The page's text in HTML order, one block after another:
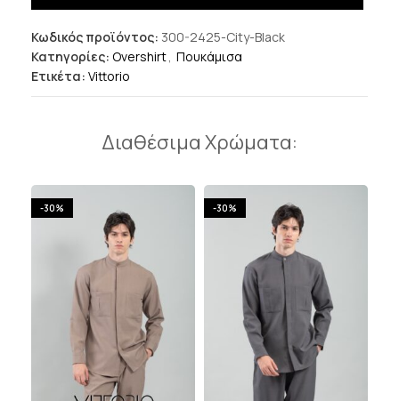
Κωδικός προϊόντος: 300-2425-City-Black
Κατηγορίες: Overshirt, Πουκάμισα
Ετικέτα: Vittorio
Διαθέσιμα Χρώματα:
-30% -30%